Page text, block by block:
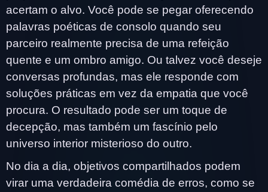
acertam o alvo. Você pode se pegar oferecendo
palavras poéticas de consolo quando seu
parceiro realmente precisa de uma refeição
quente e um ombro amigo. Ou talvez você deseje
conversas profundas, mas ele responde com
soluções práticas em vez da empatia que você
procura. O resultado pode ser um toque de
decepção, mas também um fascínio pelo
universo interior misterioso do outro.
No dia a dia, objetivos compartilhados podem
virar uma verdadeira comédia de erros, como se